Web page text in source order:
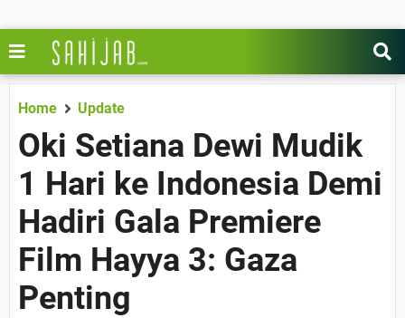
Home Update
Oki Setiana Dewi Mudik
1 Hari ke Indonesia Demi
Hadiri Gala Premiere
Film Hayya 3: Gaza
Penting